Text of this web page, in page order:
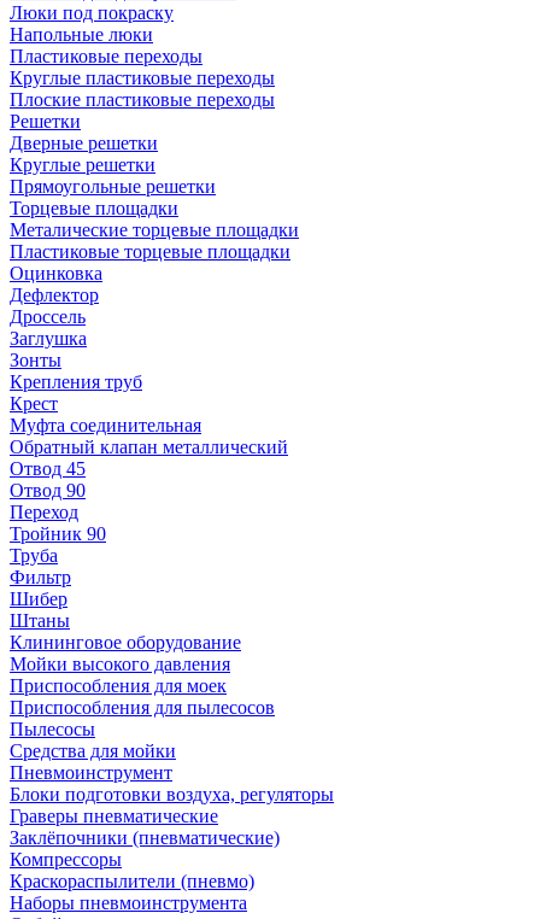
Люки под покраску
Напольные люки
Пластиковые переходы
Круглые пластиковые переходы
Плоские пластиковые переходы
Решетки
Дверные решетки
Круглые решетки
Прямоугольные решетки
Торцевые площадки
Металические торцевые площадки
Пластиковые торцевые площадки
Оцинковка
Дефлектор
Дроссель
Заглушка
Зонты
Крепления труб
Крест
Муфта соединительная
Обратный клапан металлический
Отвод 45
Отвод 90
Переход
Тройник 90
Труба
Фильтр
Шибер
Штаны
Клининговое оборудование
Мойки высокого давления
Приспособления для моек
Приспособления для пылесосов
Пылесосы
Средства для мойки
Пневмоинструмент
Блоки подготовки воздуха, регуляторы
Граверы пневматические
Заклёпочники (пневматические)
Компрессоры
Краскораспылители (пневмо)
Наборы пневмоинструмента